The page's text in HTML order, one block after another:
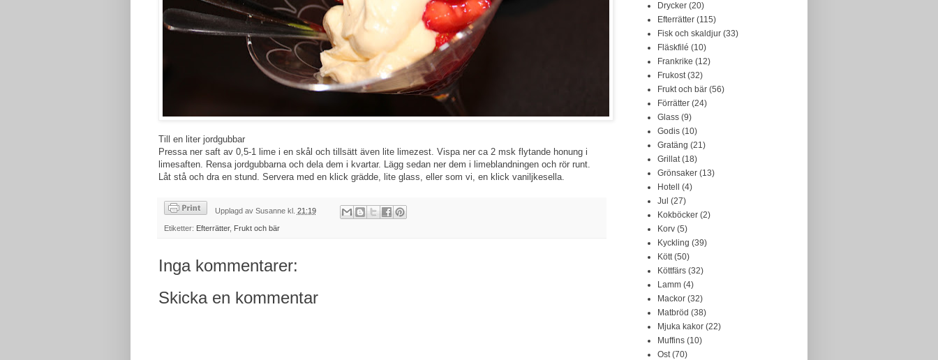
Till en liter jordgubbar
Pressa ner saft av 0,5-1 lime i en skål och tillsätt även lite limezest. Vispa ner ca 2 msk flytande honung i
limesaften. Rensa jordgubbarna och dela dem i kvartar. Lägg sedan ner dem i limeblandningen och rör runt.
Låt stå och dra en stund. Servera med en klick grädde, lite glass, eller som vi, en klick vaniljkesella.
Upplagd av Susanne kl. 21:19
Etiketter: Efterrätter, Frukt och bär
Inga kommentarer:
Skicka en kommentar
Drycker (20)
Efterrätter (115)
Fisk och skaldjur (33)
Fläskfilé (10)
Frankrike (12)
Frukost (32)
Frukt och bär (56)
Förrätter (24)
Glass (9)
Godis (10)
Gratäng (21)
Grillat (18)
Grönsaker (13)
Hotell
(4)
Jul (27)
Kokböcker (2)
Korv (5)
Kyckling (39)
Kött (50)
Köttfärs (32)
Lamm (4)
Mackor (32)
Matbröd (38)
Mjuka kakor (22)
Muffins (10)
Ost (70)